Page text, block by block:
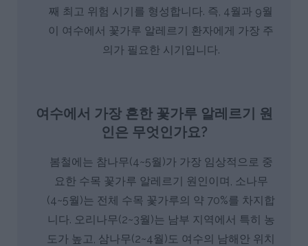
째 최고 위험 시기를 형성합니다. 즉, 4월과 9월
이 여수에서 꽃가루 알레르기 환자에게 가장 주
의가 필요한 시기입니다.
여수에서 가장 흔한 꽃가루 알레르기 원
인은 무엇인가요?
봄철에는 참나무(4~5월)가 가장 임상적으로 중
요한 수목 꽃가루 알레르기 원인이며, 소나무
(4~5월)는 전체 수목 꽃가루의 약 70%를 차지합
니다. 오리나무(2~3월)는 남부 지역에서 특히 농
도가 높고, 삼나무(2~4월)도 여수의 남해안 위치